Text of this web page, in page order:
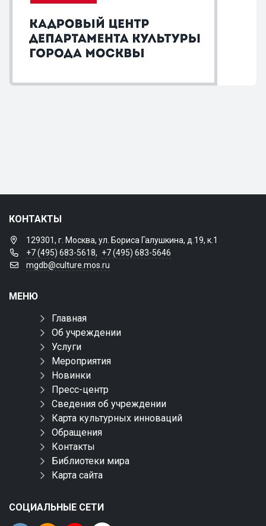
КОНТАКТЫ
129301, г. Москва, ул. Бориса Галушкина, д.19, к.1
+7 (495) 683-5618, +7 (495) 683-5646
mgdb@culture.mos.ru
МЕНЮ
Главная
Об учреждении
Услуги
Мероприятия
Новинки
Пресс-центр
Сведения об учреждении
Карта культурных инноваций
Обращения
Контакты
Библиотеки мира
Карта сайта
СОЦИАЛЬНЫЕ СЕТИ